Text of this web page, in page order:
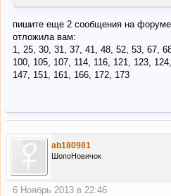
пишите еще 2 сообщения на
отложила вам:
1, 25, 30, 31, 37, 41, 48, 52, 53, 67,
100, 105, 107, 114, 116, 121, 123,
147, 151, 161, 166, 172, 173
ab180981
ШопоНовичок
6 Ноябрь 2013 в 22:46